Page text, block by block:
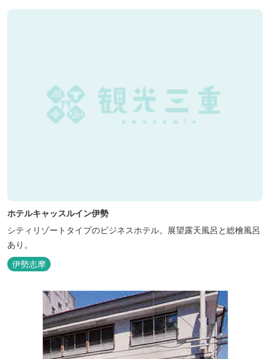
ホテルキャッスルイン伊勢
シティリゾートタイプのビジネスホテル。展望露天風呂と総檜風呂
あり。
伊勢志摩